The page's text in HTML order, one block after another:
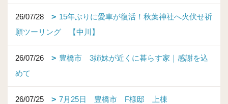
26/07/28
15年ぶりに愛車が復活！秋葉神社へ火伏せ祈
願ツーリング 【中川】
26/07/26
豊橋市 3姉妹が近くに暮らす家｜感謝を込
めて
26/07/25 7月25日 豊橋市 F様邸 上棟